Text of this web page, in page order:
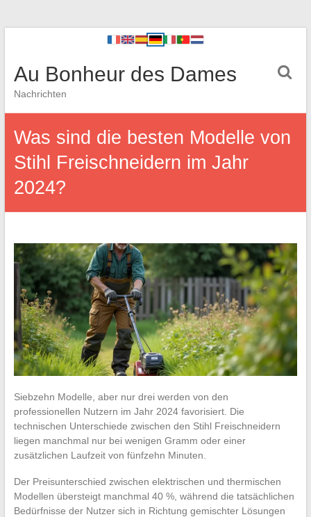
Au Bonheur des Dames
Nachrichten
Was sind die besten Modelle von
Stihl Freischneidern im Jahr
2024?
Siebzehn Modelle, aber nur drei werden von den
professionellen Nutzern im Jahr 2024 favorisiert. Die
technischen Unterschiede zwischen den Stihl Freischneidern
liegen manchmal nur bei wenigen Gramm oder einer
zusätzlichen Laufzeit von fünfzehn Minuten.
Der Preisunterschied zwischen elektrischen und thermischen
Modellen übersteigt manchmal 40 %, während die tatsächlichen
Bedürfnisse der Nutzer sich in Richtung gemischter Lösungen